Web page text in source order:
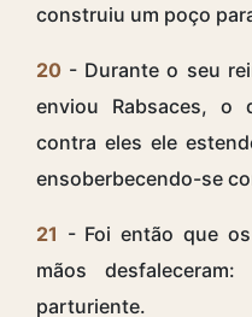
construiu um poço
20 - Durante o seu
enviou Rabsaces, o
contra eles ele
ensoberbecendo-se
21 - Foi então que
mãos
parturiente.